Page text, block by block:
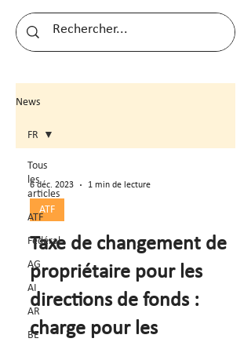
News
Tous
les
articles
ATF
Fédéral
AG
AI
AR
BE
FR
6 déc. 2023 1 min de lecture
ATF
Taxe de changement de
propriétaire pour les
directions de fonds :
charge pour les